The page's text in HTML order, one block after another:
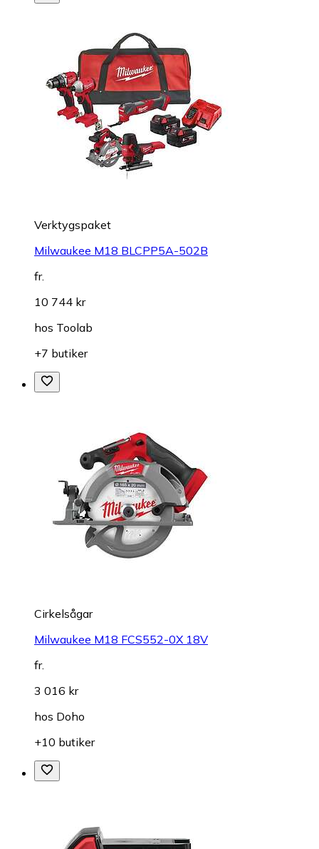
Verktygspaket
Milwaukee M18 BLCPP5A-502B
fr.
10 744 kr
hos Toolab
+7 butiker
Cirkelsågar
Milwaukee M18 FCS552-0X 18V
fr.
3 016 kr
hos Doho
+10 butiker